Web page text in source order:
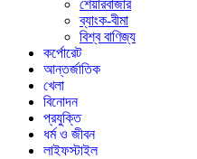
শেয়ারবাজার
ব্যাংক-বীমা
বিশ্ব বাণিজ্য
কর্পোরেট
আন্তর্জাতিক
খেলা
বিনোদন
প্রযুক্তি
ধর্ম ও জীবন
লাইফস্টাইল